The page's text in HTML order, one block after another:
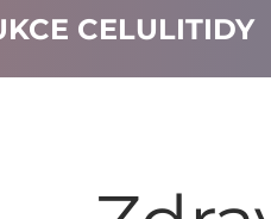
CELULITIDY